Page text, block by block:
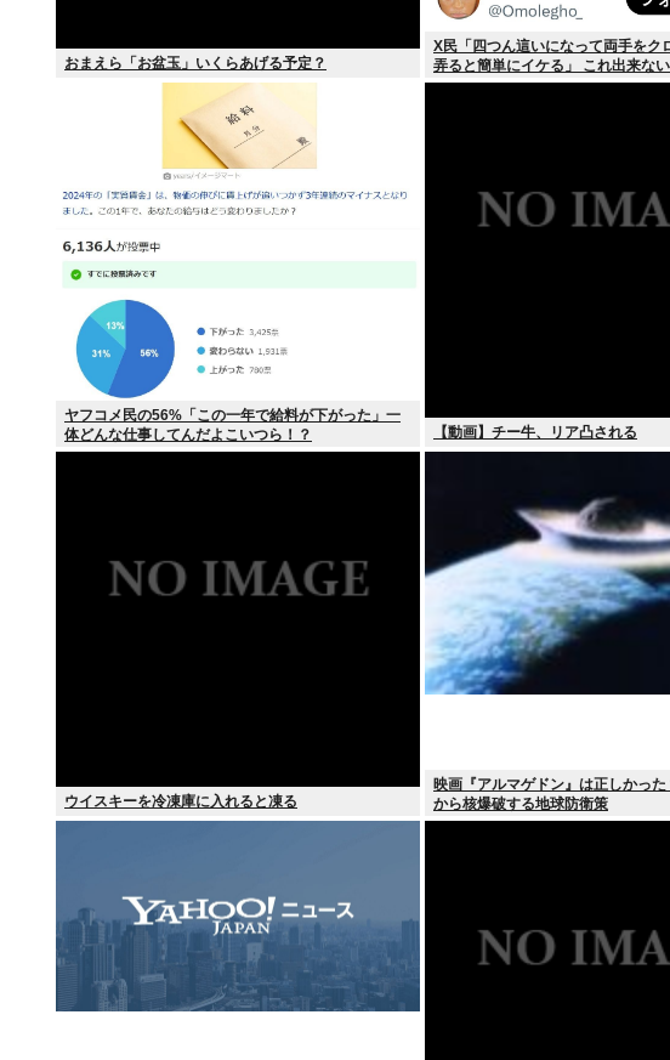
おまえら「お盆玉」いくらあげる予定？
X民「四つん這いになって両手をク
弄ると簡単にイケる」 これ出来な
ヤフコメ民の56%「この一年で給料が下がった」一
体どんな仕事してんだよこいつら！？
【動画】チー牛、リア凸される
ウイスキーを冷凍庫に入れると凍る
映画『アルマゲドン』は正しかっ
から核爆破する地球防衛策